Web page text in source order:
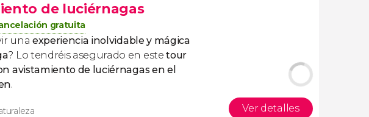
de luciérnagas
gratuita
una experiencia inolvidable y mágica
? Lo tendréis asegurado en estetour
avistamiento de luciérnagas en el
.
Ver detalles